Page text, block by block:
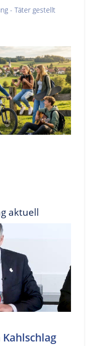
- Täter gestellt
aktuell